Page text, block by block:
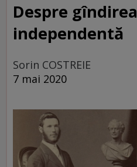
Despre gîndirea
independentă
Sorin COSTREIE
7 mai 2020